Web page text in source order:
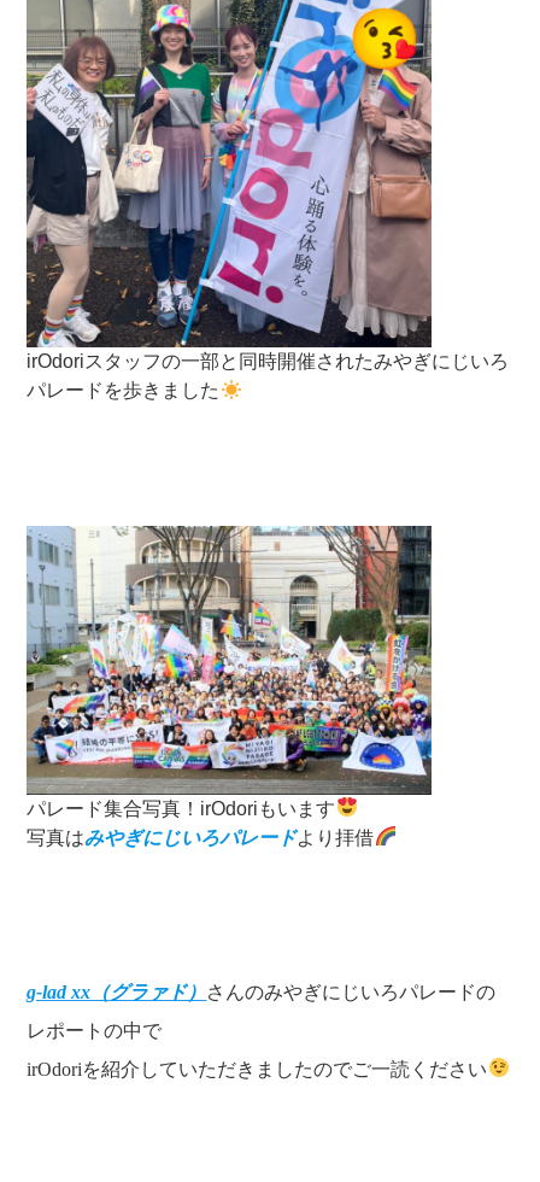
irOdoriスタッフの一部と同時開催されたみやぎにじいろ
パレードを歩きました
パレード集合写真！irOdoriもいます
写真はみやぎにじいろパレードより拝借
g-lad xx（グラァド） さんのみやぎにじいろパレードの
レポートの中で
irOdoriを紹介していただきましたのでご一読ください